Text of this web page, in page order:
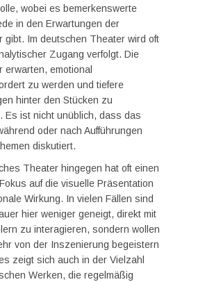
wobei es bemerkenswerte
in den Erwartungen der
gibt. Im deutschen Theater wird oft
Zugang verfolgt. Die
erwarten, emotional
zu werden und tiefere
hinter den Stücken zu
Es ist nicht unüblich, dass das
oder nach Aufführungen
diskutiert.
Theater hingegen hat oft einen
auf die visuelle Präsentation
Wirkung. In vielen Fällen sind
hier weniger geneigt, direkt mit
zu interagieren, sondern wollen
von der Inszenierung begeistern
zeigt sich auch in der Vielzahl
Werken, die regelmäßig